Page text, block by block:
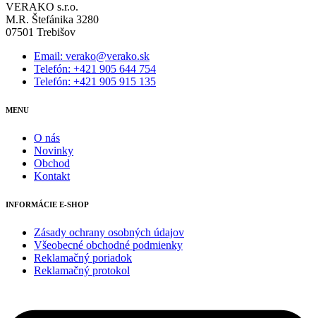
VERAKO s.r.o.
M.R. Štefánika 3280
07501 Trebišov
Email: verako@verako.sk
Telefón: +421 905 644 754
Telefón: +421 905 915 135
MENU
O nás
Novinky
Obchod
Kontakt
INFORMÁCIE E-SHOP
Zásady ochrany osobných údajov
Všeobecné obchodné podmienky
Reklamačný poriadok
Reklamačný protokol